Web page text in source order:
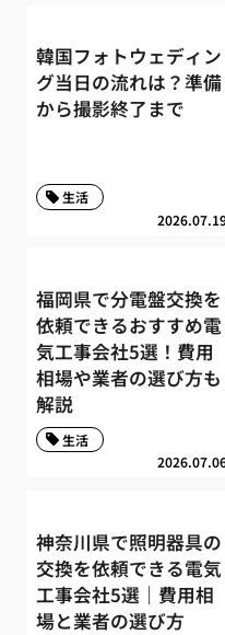
韓国フォトウェディン
グ当日の流れは？準備
から撮影終了まで
生活
福岡県で分電盤交換を
依頼できるおすすめ電
気工事会社5選！費用
相場や業者の選び方も
解説
生活
神奈川県で照明器具の
交換を依頼できる電気
工事会社5選｜費用相
場と業者の選び方